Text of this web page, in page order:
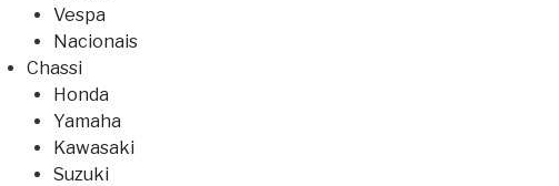
Vespa
Nacionais
Chassi
Honda
Yamaha
Kawasaki
Suzuki